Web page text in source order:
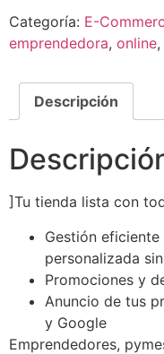
Categoría: E-
emprendedora, online,
Descripción
]Tu tienda lista con
Gestión
personalizada
Promociones y
Anuncio de tus
y Google
Emprendedores,